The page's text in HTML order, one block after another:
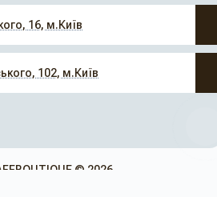
16, м.Київ
102, м.Київ
© 2026